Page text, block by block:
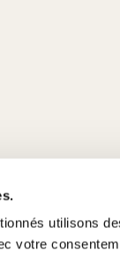
utilisons
votre